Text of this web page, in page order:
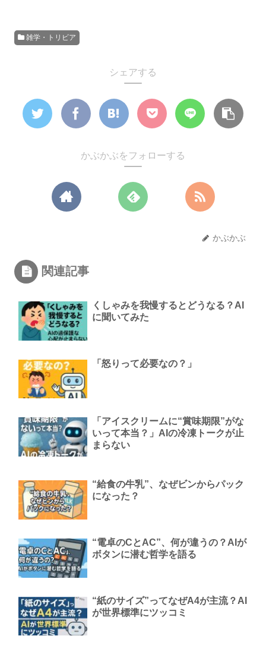
雑学・トリビア
シェアする
かぶかぶをフォローする
かぶかぶ
関連記事
くしゃみを我慢するとどうなる？AI
に聞いてみた
「怒りって必要なの？」
「アイスクリームに“賞味期限”がな
いって本当？」AIの冷凍トークが止
まらない
“給食の牛乳”、なぜビンからパック
になった？
“電卓のCとAC”、何が違うの？AIが
ボタンに潜む哲学を語る
“紙のサイズ”ってなぜA4が主流？AI
が世界標準にツッコミ